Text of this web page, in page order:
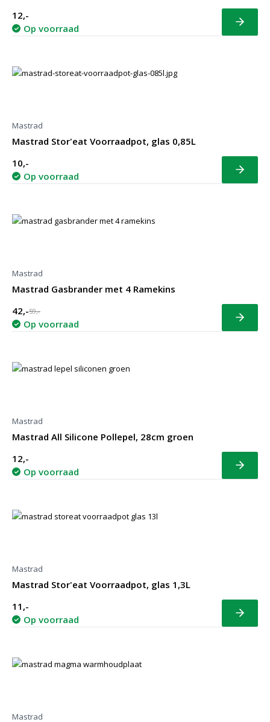
12,-
Op voorraad
Bekijk
Mastrad
Mastrad Stor'eat Voorraadpot, glas 0,85L
10,-
Op voorraad
Bekijk
Mastrad
Mastrad Gasbrander met 4 Ramekins
42,-59,-
Op voorraad Bekijk
Mastrad
Mastrad All Silicone Pollepel, 28cm groen
12,-
Op voorraad
Bekijk
Mastrad
Mastrad Stor'eat Voorraadpot, glas 1,3L
11,-
Op voorraad
Bekijk
Mastrad